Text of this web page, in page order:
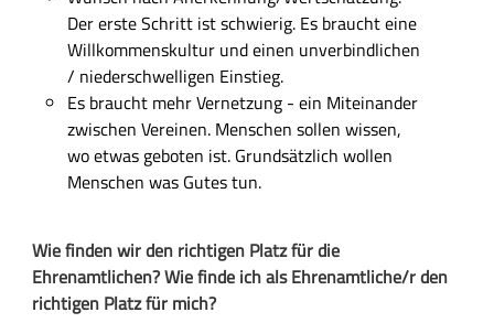
Dererste Schritt ist schwierig. Es brauchteine
Willkommenskultur und einen unverbindlichen
/ niederschwelligen Einstieg.
Es braucht mehr Vernetzung - ein Miteinander
zwischen Vereinen. Menschen sollen wissen,
woetwas geboten ist. Grundsätzlich wollen
Menschen was Gutes tun.
Wie finden wir den richtigen Platz für die
Ehrenamtlichen? Wie finde ich alsEhrenamtliche/rden
richtigen Platz für mich?